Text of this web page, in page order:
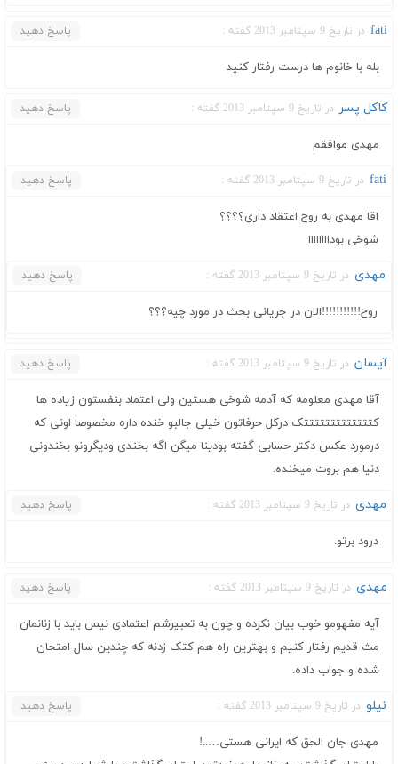
fati در تاریخ 9 سپتامبر 2013 گفته : پاسخ دهید
بله با خانوم ها درست رفتار كنيد
کاکل پسر در تاریخ 9 سپتامبر 2013 گفته : پاسخ دهید
مهدی موافقم
fati در تاریخ 9 سپتامبر 2013 گفته : پاسخ دهید
اقا مهدی به روح اعتقاد داری؟؟؟؟
شوخی بوداااااااا
مهدی در تاریخ 9 سپتامبر 2013 گفته : پاسخ دهید
روح!!!!!!!!!!!الان در جریانی بحث در مورد چیه؟؟؟
آیسان در تاریخ 9 سپتامبر 2013 گفته : پاسخ دهید
آقا مهدی معلومه که آدمه شوخی هستین ولی اعتماد بنفستون زیاده ها
کتتتتتتتتتتتتتک درکل حرفاتون خیلی جالبو خنده داره مخصوصا اونی که
درمورد عکس دکتر حسابی گفته بودینا میگن اگه بخندی ودیگرونو بخندونی
دنیا هم بروت میخنده.
مهدی در تاریخ 9 سپتامبر 2013 گفته : پاسخ دهید
درود برتو.
مهدی در تاریخ 9 سپتامبر 2013 گفته : پاسخ دهید
آیه مفهومو خوب بیان نکرده و چون به تعبیرشم اعتمادی نیس باید با زنانمان
مث قدیم رفتار کنیم و بهترین راه هم کتک زدنه که چندین سال امتحان
شده و جواب داده.
نیلو در تاریخ 9 سپتامبر 2013 گفته : پاسخ دهید
مهدی جان الحق که ایرانی هستی…..!